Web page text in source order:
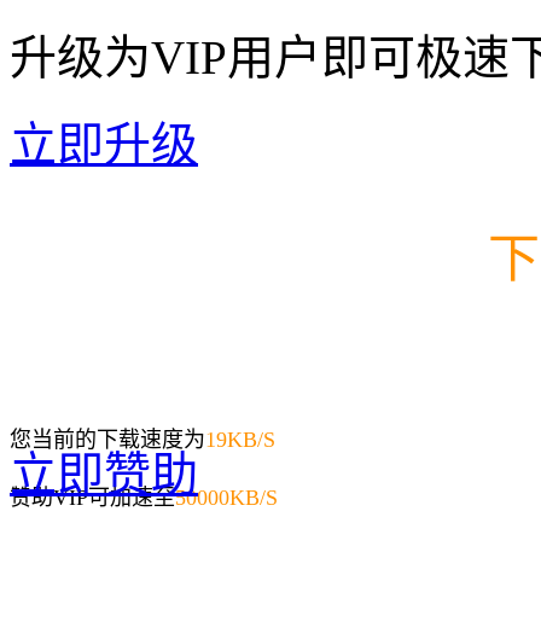
升级为VIP用户即可极速
立即升级
您当前的下载速度为19KB/S
赞助VIP可加速至50000KB/S
立即赞助